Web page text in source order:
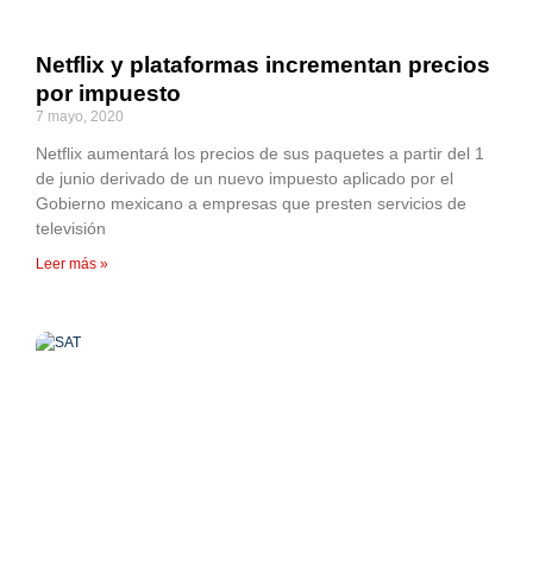
Netflix y plataformas incrementan precios
por impuesto
7 mayo, 2020
Netflix aumentará los precios de sus paquetes a partir del 1
de junio derivado de un nuevo impuesto aplicado por el
Gobierno mexicano a empresas que presten servicios de
televisión
Leer más »